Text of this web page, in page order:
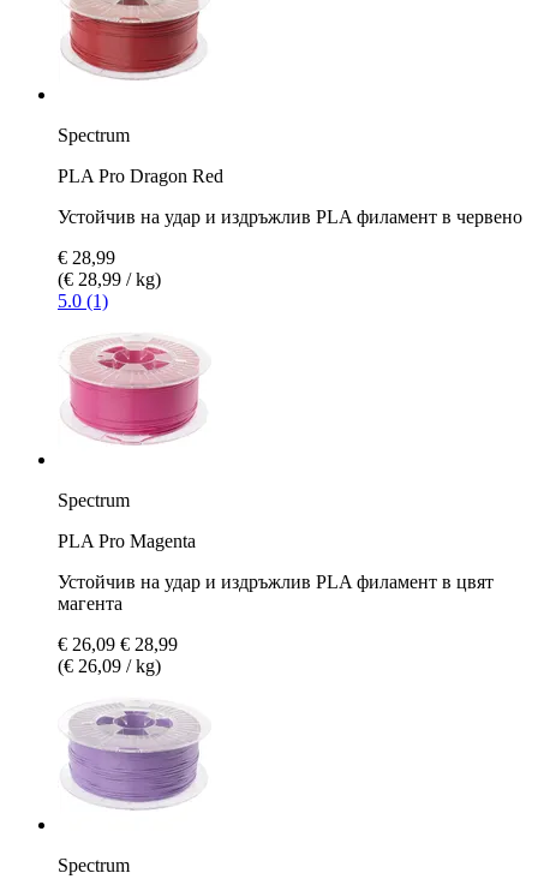
Spectrum
PLA Pro Dragon Red
Устойчив на удар и издръжлив PLA филамент в червено
€ 28,99
(€ 28,99 / kg)
5.0 (1)
Spectrum
PLA Pro Magenta
Устойчив на удар и издръжлив PLA филамент в цвят
магента
€ 26,09 € 28,99
(€ 26,09 / kg)
Spectrum